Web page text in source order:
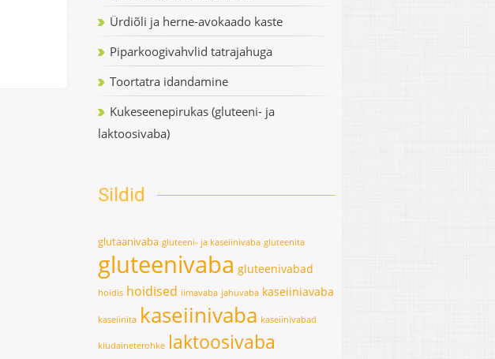
Ürdiõli ja herne-avokaado kaste
Piparkoogivahvlid tatrajahuga
Toortatra idandamine
Kukeseenepirukas (gluteeni- ja
laktoosivaba)
Sildid
glutaanivaba gluteeni- ja kaseiinivaba gluteenita
gluteenivaba gluteenivabad
hoidis hoidised iimavaba jahuvaba kaseiiniavaba
kaseiinita kaseiinivaba kaseiinivabad
kiudaineterohke laktoosivaba